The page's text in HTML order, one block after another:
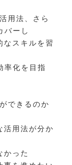
用法、さら
バーし
なスキルを習
率化を目指
できるのか
活用法が分か
かった